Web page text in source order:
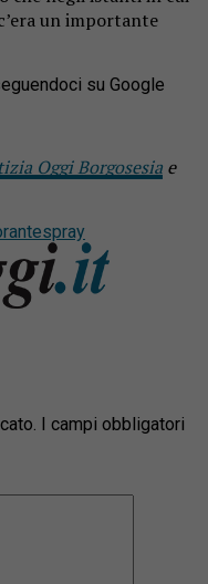
un importante
su Google
Oggi Borgosesia e
spray
I campi obbligatori